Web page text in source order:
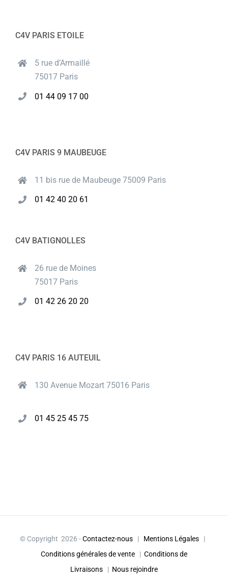
C4V PARIS ETOILE
5 rue d’Armaillé
75017 Paris
01 44 09 17 00
C4V PARIS 9 MAUBEUGE
11 bis rue de Maubeuge 75009 Paris
01 42 40 20 61
C4V BATIGNOLLES
26 rue de Moines
75017 Paris
01 42 26 20 20
C4V PARIS 16 AUTEUIL
130 Avenue Mozart 75016 Paris
01 45 25 45 75
© Copyright 2026 -Contactez-nous | Mentions Légales |
Conditions générales de vente | Conditions de
Livraisons | Nous rejoindre